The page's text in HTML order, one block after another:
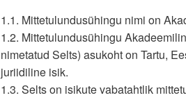
1.1. Mittetulundusühingu nimi on
1.2. Mittetulundusühingu
nimetatud Selts) asukoht on Tartu,
juriidiline isik.
1.3. Selts on isikute vabatahtlik